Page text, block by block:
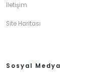
İletişim
Site Haritası
Sosyal Medya